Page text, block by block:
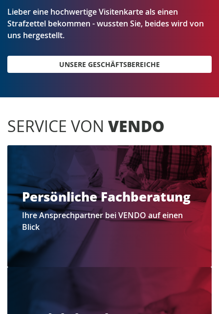
Lieber eine hochwertige Visitenkarte als einen
Strafzettel bekommen - wussten Sie, beides wird von
uns hergestellt.
UNSERE GESCHÄFTSBEREICHE
SERVICE VON VENDO
Persönliche Fachberatung
Ihre Ansprechpartner bei VENDO auf einen
Blick